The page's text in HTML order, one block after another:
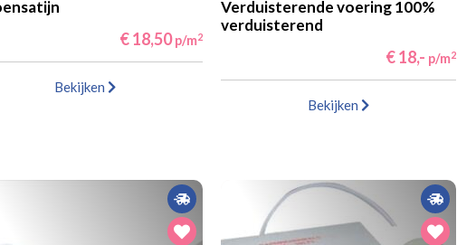
€ 18,50 p/m2
Bekijken
Verduisterende voering 100%
verduisterend
€ 18,- p/m2
Bekijken